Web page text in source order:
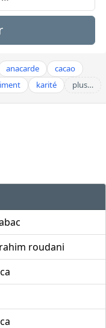
anacarde
cacao
karité plus…
roudani